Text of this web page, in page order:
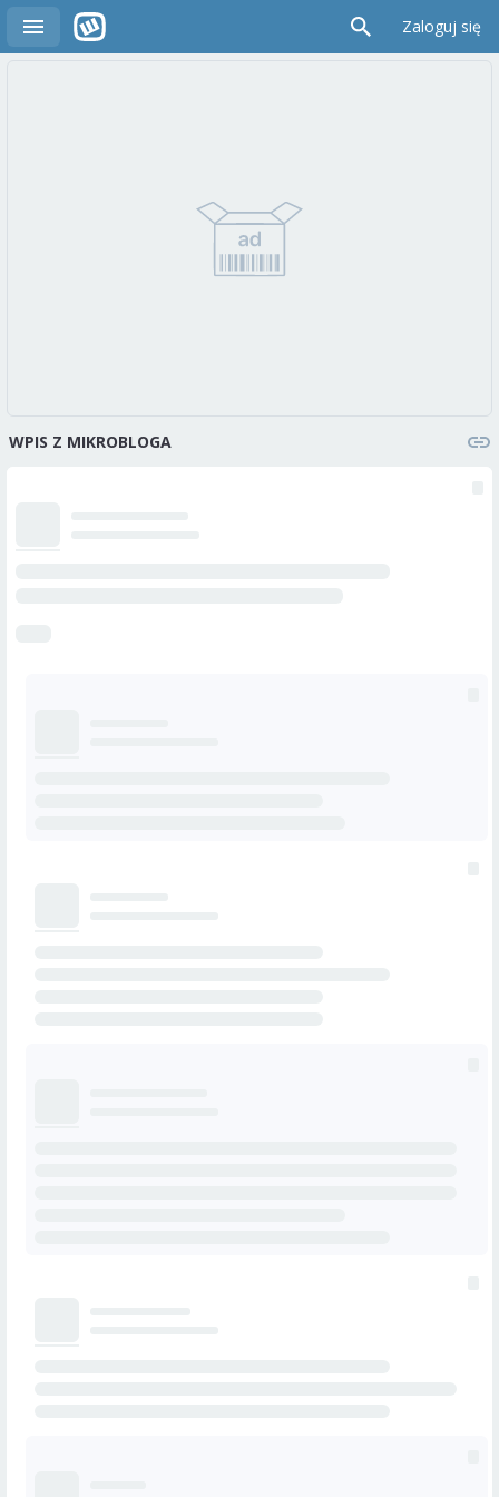
Zaloguj się
WPIS Z MIKROBLOGA